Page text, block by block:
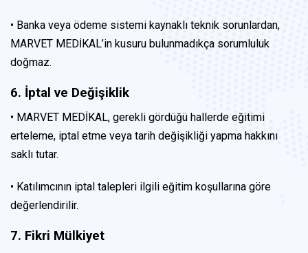
• Banka veya ödeme sistemi kaynaklı teknik sorunlardan,
MARVET MEDİKAL’in kusuru bulunmadıkça sorumluluk
doğmaz.
6. İptal ve Değişiklik
• MARVET MEDİKAL, gerekli gördüğü hallerde eğitimi
erteleme, iptal etme veya tarih değişikliği yapma hakkını
saklı tutar.
• Katılımcının iptal talepleri ilgili eğitim koşullarına göre
değerlendirilir.
7. Fikri Mülkiyet